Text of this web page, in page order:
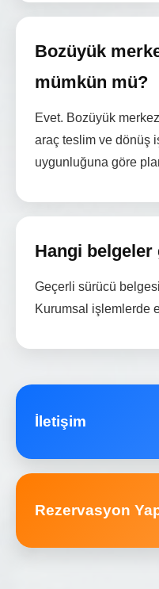
Bozüyük
mümkün mü?
Evet. Bozüyük
araç teslim ve dönüş
uygunluğuna göre
Hangi
Geçerli sürücü
Kurumsal işlemlerde
İletişim
Rezervasyon